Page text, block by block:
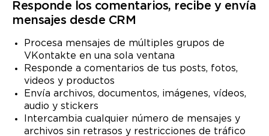
Responde los comentarios, recibe y envía
mensajes desde CRM
Procesa mensajes de múltiples grupos de
VKontakte en una sola ventana
Responde a comentarios de tus posts, fotos,
videos y productos
Envía archivos, documentos, imágenes, vídeos,
audio y stickers
Intercambia cualquier número de mensajes y
archivos sin retrasos y restricciones de tráfico